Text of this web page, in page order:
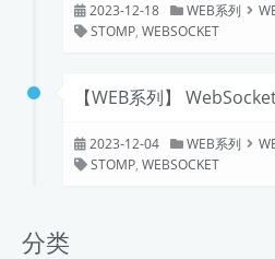
2023-12-18 WEB系列
STOMP, WEBSOCKET
【WEB系列】
2023-12-04 WEB系列
STOMP, WEBSOCKET
分类